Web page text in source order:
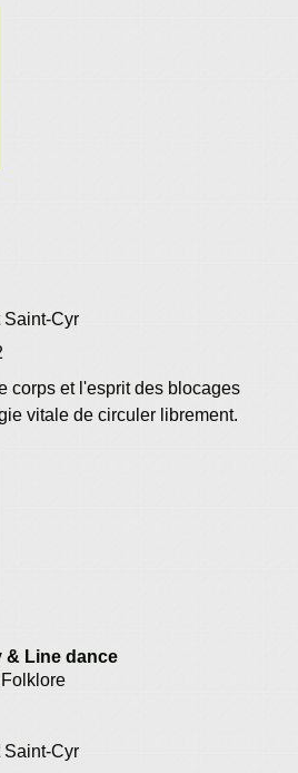
Saint-Cyr
corps et l'esprit des blocages
vitale de circuler librement.
& Line dance
Saint-Cyr